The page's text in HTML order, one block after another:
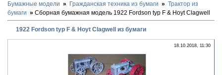
Бумажные модели Гражданская техника из бумаги
Трактор из
бумаги
Сборная бумажная модель 1922 Fordson typ F & Hoyt Clagwell
1922 Fordson typ F & Hoyt Clagwell из бумаги
18.10.2018, 11:30